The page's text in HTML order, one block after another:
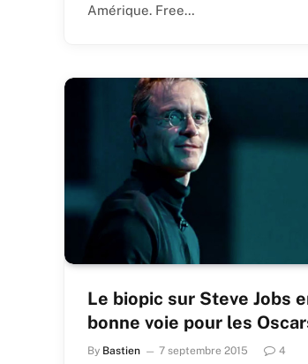
Amérique. Free…
Le biopic sur Steve Jobs
bonne voie pour les
By Bastien 7 septembre 2015 4